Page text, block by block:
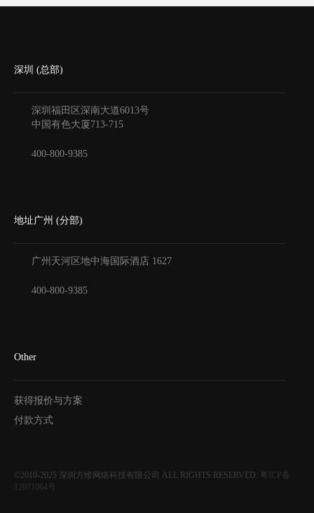
深圳 (总部)
深圳福田区深南大道6013号
中国有色大厦713-715
400-800-9385
地址广州 (分部)
广州天河区地中海国际酒店 1627
400-800-9385
Other
获得报价与方案
付款方式
©2010-2025 深圳方维网络科技有限公司 ALL RIGHTS RESERVED.
粤ICP备
12071064号